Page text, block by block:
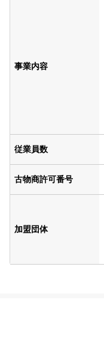
事業内容
従業員数
古物商許可番号
加盟団体